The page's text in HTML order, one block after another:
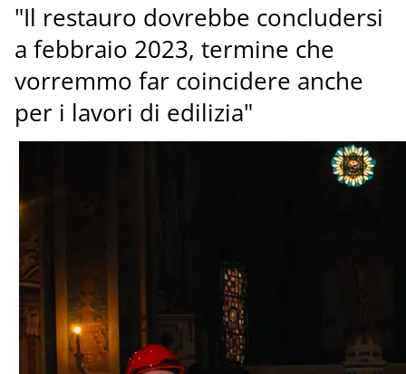
"Il restauro dovrebbe concludersi
a febbraio 2023, termine che
vorremmo far coincidere anche
per i lavori di edilizia"